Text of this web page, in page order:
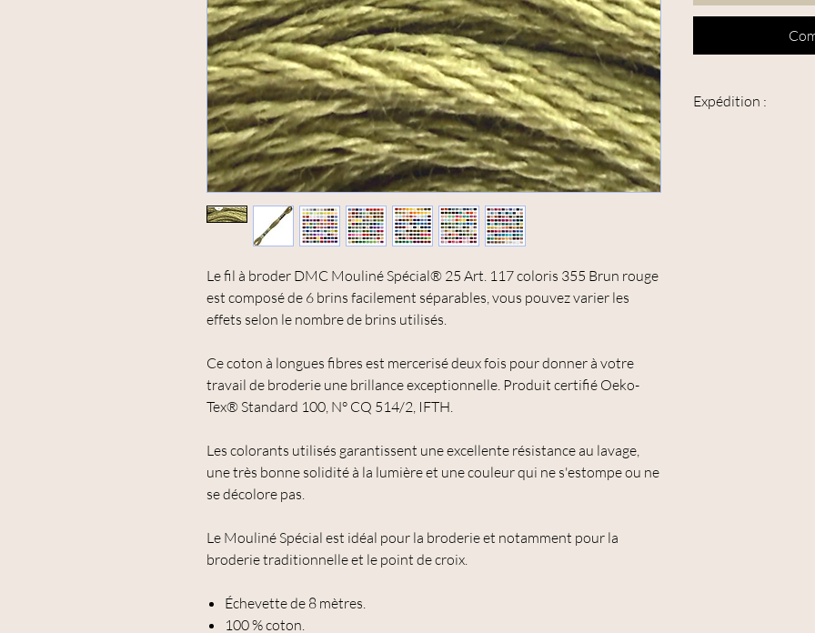
Le fil à broder DMC Mouliné Spécial® 25 Art. 117 coloris 355 Brun rouge
est composé de 6 brins facilement séparables, vous pouvez varier les
effets selon le nombre de brins utilisés.
Ce coton à longues fibres est mercerisé deux fois pour donner à votre
travail de broderie une brillance exceptionnelle. Produit certifié Oeko-
Tex® Standard 100, N° CQ 514/2, IFTH.
Les colorants utilisés garantissent une excellente résistance au lavage,
une très bonne solidité à la lumière et une couleur qui ne s'estompe ou ne
se décolore pas.
Le Mouliné Spécial est idéal pour la broderie et notamment pour la
broderie traditionnelle et le point de croix.
Échevette de 8 mètres.
100 % coton.
Expédition :